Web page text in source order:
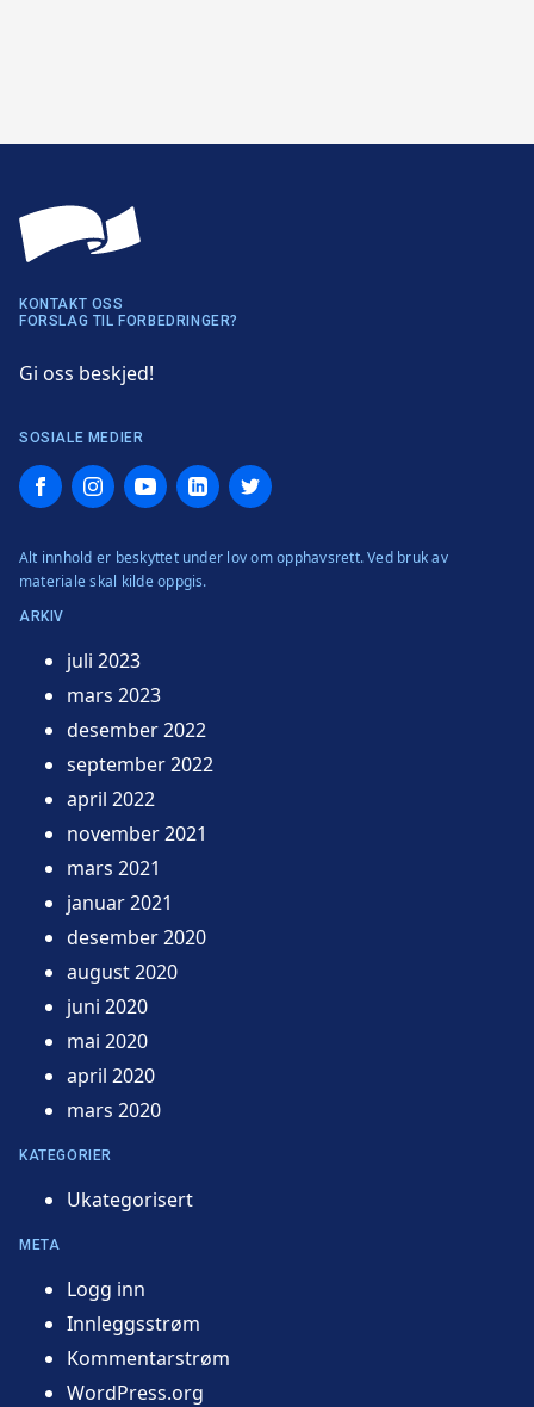
KONTAKT OSS
FORSLAG TIL FORBEDRINGER?
Gi oss beskjed!
SOSIALE MEDIER
FacebookInstagramYouTubeLinkedInTwitter
Alt innhold er beskyttet under lov om opphavsrett. Ved bruk av
materiale skal kilde oppgis.
ARKIV
juli 2023
mars 2023
desember 2022
september 2022
april 2022
november 2021
mars 2021
januar 2021
desember 2020
august 2020
juni 2020
mai 2020
april 2020
mars 2020
KATEGORIER
Ukategorisert
META
Logg inn
Innleggsstrøm
Kommentarstrøm
WordPress.org